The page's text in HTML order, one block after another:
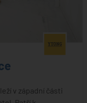
v západní části